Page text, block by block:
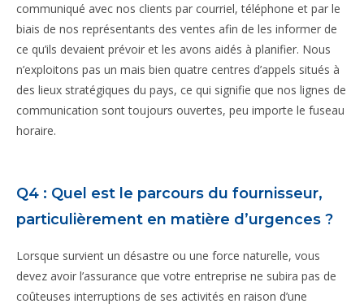
communiqué avec nos clients par courriel, téléphone et par le
biais de nos représentants des ventes afin de les informer de
ce qu’ils devaient prévoir et les avons aidés à planifier. Nous
n’exploitons pas un mais bien quatre centres d’appels situés à
des lieux stratégiques du pays, ce qui signifie que nos lignes de
communication sont toujours ouvertes, peu importe le fuseau
horaire.
Q4 : Quel est le parcours du fournisseur,
particulièrement en matière d’urgences ?
Lorsque survient un désastre ou une force naturelle, vous
devez avoir l’assurance que votre entreprise ne subira pas de
coûteuses interruptions de ses activités en raison d’une